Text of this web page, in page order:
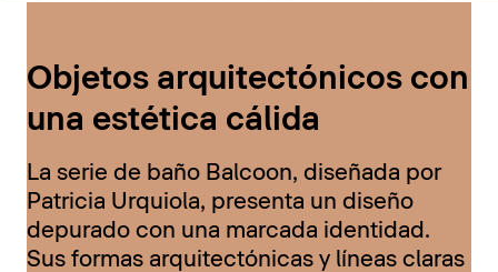
Objetos arquitectónicos con
una estética cálida
La serie de baño Balcoon, diseñada por
Patricia Urquiola, presenta un diseño
depurado con una marcada identidad.
Sus formas arquitectónicas y líneas claras